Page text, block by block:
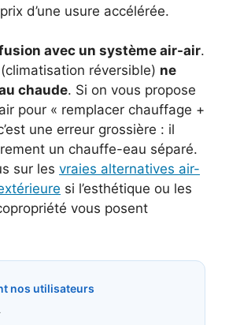
d’une usure accélérée.
avec un système air-air.
réversible) ne
chaude. Si on vous propose
pour « remplacer chauffage +
une erreur grossière : il
un chauffe-eau séparé.
sur les vraies alternatives air-
si l’esthétique ou les
vous posent
nos utilisateurs